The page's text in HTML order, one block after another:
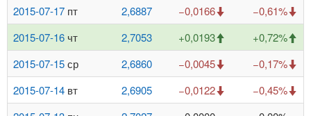
2015-07-17 пт 2,6887 −0,0166
−0,61%
2015-07-16 чт 2,7053 +0,0193
+0,72%
2015-07-15ср 2,6860 −0,0045
−0,17%
2015-07-14 вт 2,6905 −0,0122
−0,45%